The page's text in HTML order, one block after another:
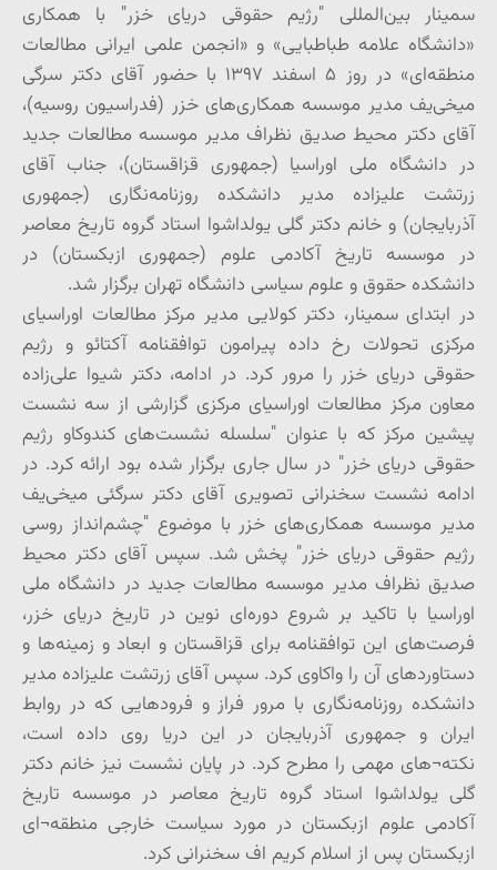
سمینار بین‌المللی "رژیم حقوقی دریای خزر" با همکاری
«دانشگاه علامه طباطبایی» و «انجمن علمی ایرانی مطالعات
منطقه‌ای» در روز ۵ اسفند ۱۳۹۷ با حضور آقای دکتر سرگی
میخی‌یف مدیر موسسه همکاری‌های خزر (فدراسیون روسیه)،
آقای دکتر محیط صدیق نظراف مدیر موسسه مطالعات جدید
در دانشگاه ملی اوراسیا (جمهوری قزاقستان)، جناب آقای
زرتشت علیزاده مدیر دانشکده روزنامه‌نگاری (جمهوری
آذربایجان) و خانم دکتر گلی یولداشوا استاد گروه تاریخ معاصر
در موسسه تاریخ آکادمی علوم (جمهوری ازبکستان) در
دانشکده حقوق و علوم سیاسی دانشگاه تهران برگزار شد.
در ابتدای سمینار، دکتر کولایی مدیر مرکز مطالعات اوراسیای
مرکزی تحولات رخ داده پیرامون توافقنامه آکتائو و رژیم
حقوقی دریای خزر را مرور کرد. در ادامه، دکتر شیوا علی‌زاده
معاون مرکز مطالعات اوراسیای مرکزی گزارشی از سه نشست
پیشین مرکز که با عنوان "سلسله نشست‌های کندوکاو رژیم
حقوقی دریای خزر" در سال جاری برگزار شده بود ارائه کرد. در
ادامه‌ نشست سخنرانی تصویری آقای دکتر سرگئی میخی‌یف
مدیر موسسه‌ همکاری‌های خزر با موضوع "چشم‌انداز روسی
رژیم حقوقی دریای خزر" پخش شد. سپس آقای دکتر محیط
صدیق نظراف مدیر موسسه مطالعات جدید در دانشگاه ملی
اوراسیا با تاکید بر شروع دوره‌ای نوین در تاریخ دریای خزر،
فرصت‌های این توافقنامه برای قزاقستان و ابعاد و زمینه‌ها و
دستاوردهای آن را واکاوی کرد. سپس آقای زرتشت علیزاده مدیر
دانشکده روزنامه‌نگاری با مرور فراز و فرودهایی که در روابط
ایران و جمهوری آذربایجان در این دریا روی داده است،
نکته¬های مهمی را مطرح کرد. در پایان نشست نیز خانم دکتر
گلی یولداشوا استاد گروه تاریخ معاصر در موسسه تاریخ
آکادمی علوم ازبکستان در مورد سیاست خارجی منطقه¬ای
ازبکستان پس از اسلام کریم اف سخنرانی کرد.